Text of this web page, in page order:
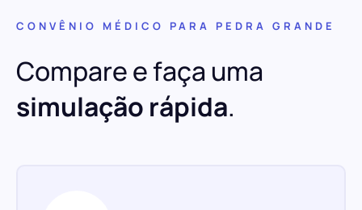
CONVÊNIO MÉDICO PARA PEDRA GRANDE
Compare e faça uma
simulação rápida.